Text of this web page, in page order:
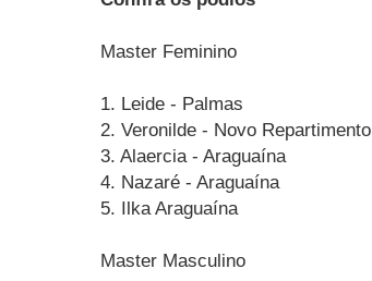
Master Feminino
1. Leide - Palmas
2. Veronilde - Novo Repartimento
3. Alaercia - Araguaína
4. Nazaré - Araguaína
5. Ilka Araguaína
Master Masculino